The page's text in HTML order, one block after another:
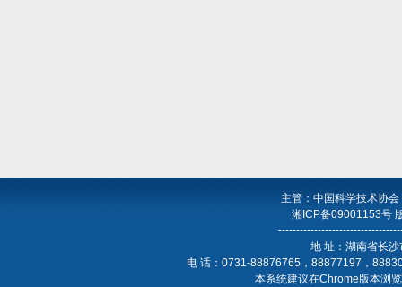
主管：中国科学技术协
湘ICP备09001153号
地 址：湖南省长
电 话：0731-88876765，88877197，
本系统建议在Chrome版本浏